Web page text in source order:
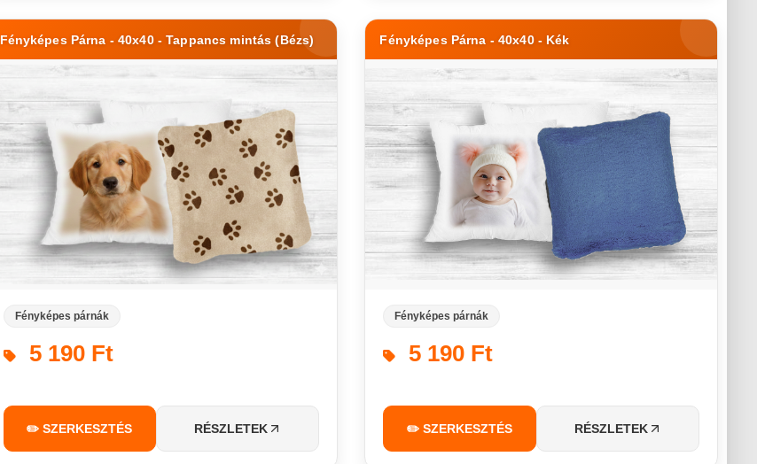
Fényképes Párna - 40x40 - Tappancs mintás (Bézs)
Fényképes párnák
5 190 Ft
✏️ SZERKESZTÉS RÉSZLETEK
Fényképes Párna - 40x40 - Kék
Fényképes párnák
5 190 Ft
✏️ SZERKESZTÉS RÉSZLETEK